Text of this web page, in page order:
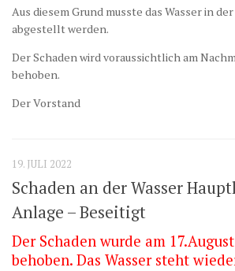
Aus diesem Grund musste das Wasser in
abgestellt werden.
Der Schaden wird voraussichtlich am
behoben.
Der Vorstand
19. JULI 2022
Schaden an der Wasser
Anlage – Beseitigt
Der Schaden wurde am
behoben. Das Wasser steht